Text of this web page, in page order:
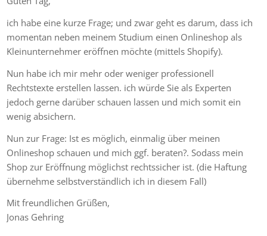
ich habe eine kurze Frage; und zwar geht es darum, dass ich
momentan neben meinem Studium einen Onlineshop als
Kleinunternehmer eröffnen möchte (mittels Shopify).
Nun habe ich mir mehr oder weniger professionell
Rechtstexte erstellen lassen. ich würde Sie als Experten
jedoch gerne darüber schauen lassen und mich somit ein
wenig absichern.
Nun zur Frage: Ist es möglich, einmalig über meinen
Onlineshop schauen und mich ggf. beraten?. Sodass mein
Shop zur Eröffnung möglichst rechtssicher ist. (die Haftung
übernehme selbstverständlich ich in diesem Fall)
Mit freundlichen Grüßen,
Jonas Gehring